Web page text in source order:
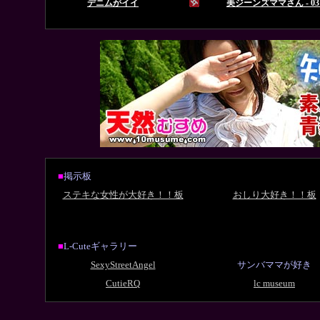
■掲示板
ステキな女性が大好き！！板
おしり大好き！！板
■L-Cuteギャラリー
SexyStreetAngel
サンバママが好き
CutieRQ
lc museum